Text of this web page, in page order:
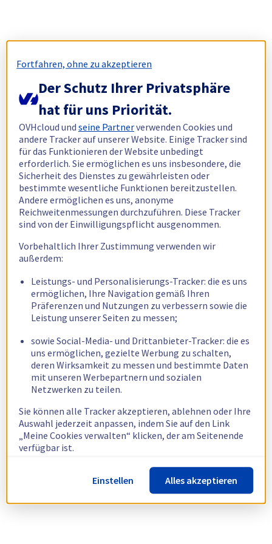
Fortfahren, ohne zu akzeptieren
Der Schutz Ihrer Privatsphäre
hat für uns Priorität.
OVHcloud undseine Partnerverwenden Cookies und
andere Tracker auf unserer Website. Einige Tracker sind
für das Funktionieren der Website unbedingt
erforderlich. Sie ermöglichen es uns insbesondere, die
Sicherheit des Dienstes zu gewährleisten oder
bestimmte wesentliche Funktionen bereitzustellen.
Andere ermöglichen es uns, anonyme
Reichweitenmessungen durchzuführen. Diese Tracker
sind von der Einwilligungspflicht ausgenommen.
Vorbehaltlich Ihrer Zustimmung verwenden wir
außerdem:
Leistungs- und Personalisierungs-Tracker: die es uns
ermöglichen, Ihre Navigation gemäß Ihren
Präferenzen und Nutzungen zu verbessern sowie die
Leistung unserer Seiten zu messen;
sowie Social-Media- und Drittanbieter-Tracker: die es
uns ermöglichen, gezielte Werbung zu schalten,
deren Wirksamkeit zu messen und bestimmte Daten
mit unseren Werbepartnern und sozialen
Netzwerken zu teilen.
Sie können alle Tracker akzeptieren, ablehnen oder Ihre
Auswahl jederzeit anpassen, indem Sie auf den Link
„Meine Cookies verwalten“ klicken, der am Seitenende
verfügbar ist.
Weitere Informationen finden Sie in unsererRichtlinie
zur Verwendung von Cookies.
Einstellen Alles akzeptieren